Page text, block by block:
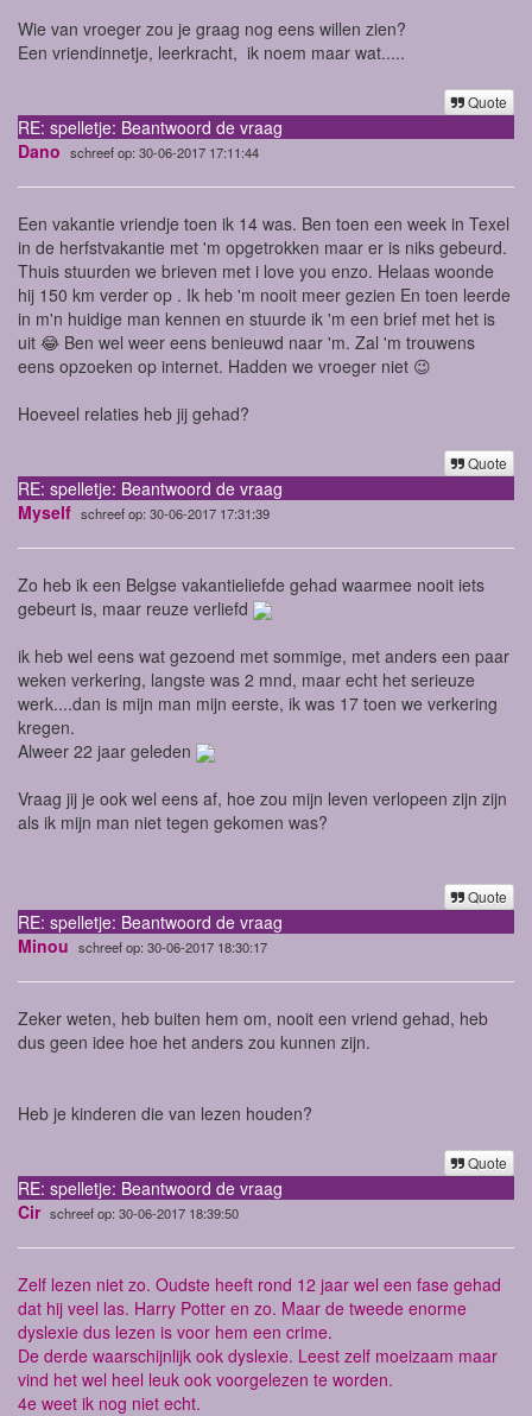
Wie van vroeger zou je graag nog eens willen zien?
Een vriendinnetje, leerkracht, ik noem maar wat.....
Quote
RE: spelletje: Beantwoord de vraag
Dano schreef op: 30-06-2017 17:11:44
Een vakantie vriendje toen ik 14 was. Ben toen een week in Texel
in de herfstvakantie met 'm opgetrokken maar er is niks gebeurd.
Thuis stuurden we brieven met i love you enzo. Helaas woonde
hij 150 km verder op . Ik heb 'm nooit meer gezien En toen leerde
in m'n huidige man kennen en stuurde ik 'm een brief met het is
uit 😂 Ben wel weer eens benieuwd naar 'm. Zal 'm trouwens
eens opzoeken op internet. Hadden we vroeger niet 😉
Hoeveel relaties heb jij gehad?
Quote
RE: spelletje: Beantwoord de vraag
Myself schreef op: 30-06-2017 17:31:39
Zo heb ik een Belgse vakantieliefde gehad waarmee nooit iets
gebeurt is, maar reuze verliefd
ik heb wel eens wat gezoend met sommige, met anders een paar
weken verkering, langste was 2 mnd, maar echt het serieuze
werk....dan is mijn man mijn eerste, ik was 17 toen we verkering
kregen.
Alweer 22 jaar geleden
Vraag jij je ook wel eens af, hoe zou mijn leven verlopeen zijn zijn
als ik mijn man niet tegen gekomen was?
Quote
RE: spelletje: Beantwoord de vraag
Minou schreef op: 30-06-2017 18:30:17
Zeker weten, heb buiten hem om, nooit een vriend gehad, heb
dus geen idee hoe het anders zou kunnen zijn.
Heb je kinderen die van lezen houden?
Quote
RE: spelletje: Beantwoord de vraag
Cir schreef op: 30-06-2017 18:39:50
Zelf lezen niet zo. Oudste heeft rond 12 jaar wel een fase gehad
dat hij veel las. Harry Potter en zo. Maar de tweede enorme
dyslexie dus lezen is voor hem een crime.
De derde waarschijnlijk ook dyslexie. Leest zelf moeizaam maar
vind het wel heel leuk ook voorgelezen te worden.
4e weet ik nog niet echt.